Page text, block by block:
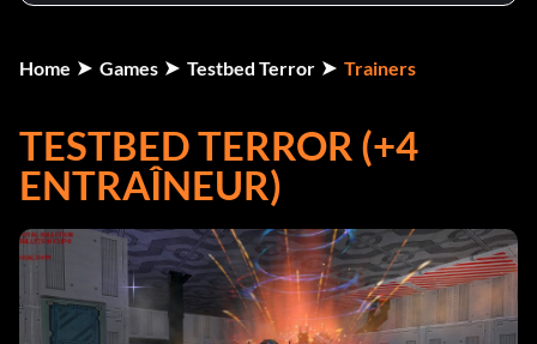
Home Games Testbed Terror Trainers
TESTBED TERROR (+4
ENTRAÎNEUR)